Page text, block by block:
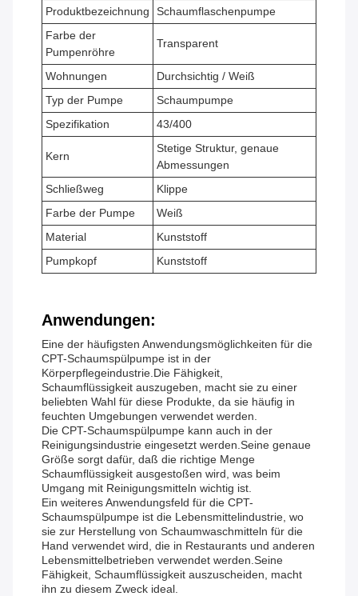
Produktbezeichnung
Schaumflaschenpumpe
Farbe der
Pumpenröhre
Transparent
Wohnungen
Durchsichtig / Weiß
Typ der Pumpe
Schaumpumpe
Spezifikation
43/400
Kern
Stetige Struktur, genaue
Abmessungen
Schließweg
Klippe
Farbe der Pumpe
Weiß
Material
Kunststoff
Pumpkopf
Kunststoff
Anwendungen:
Eine der häufigsten Anwendungsmöglichkeiten für die
CPT-Schaumspülpumpe ist in der
Körperpflegeindustrie.Die Fähigkeit,
Schaumflüssigkeit auszugeben, macht sie zu einer
beliebten Wahl für diese Produkte, da sie häufig in
feuchten Umgebungen verwendet werden.
Die CPT-Schaumspülpumpe kann auch in der
Reinigungsindustrie eingesetzt werden.Seine genaue
Größe sorgt dafür, daß die richtige Menge
Schaumflüssigkeit ausgestoßen wird, was beim
Umgang mit Reinigungsmitteln wichtig ist.
Ein weiteres Anwendungsfeld für die CPT-
Schaumspülpumpe ist die Lebensmittelindustrie, wo
sie zur Herstellung von Schaumwaschmitteln für die
Hand verwendet wird, die in Restaurants und anderen
Lebensmittelbetrieben verwendet werden.Seine
Fähigkeit, Schaumflüssigkeit auszuscheiden, macht
ihn zu diesem Zweck ideal.